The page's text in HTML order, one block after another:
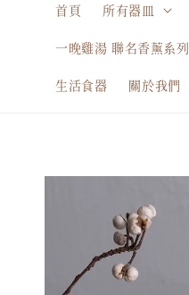
首頁 所有器皿
一晚雞湯 聯名香薰系列
生活食器 關於我們